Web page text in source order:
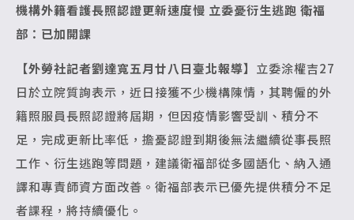
機構外籍看護長照認證更新速度慢 立委憂衍生逃跑 衛福
部：已加開課
【外勞社記者劉達寬五月廿八日臺北報導】 立委涂權吉27
日於立院質詢表示，近日接獲不少機構陳情，其聘僱的外
籍照服員長照認證將屆期，但因疫情影響受訓、積分不
足，完成更新比率低，擔憂認證到期後無法繼續從事長照
工作、衍生逃跑等問題，建議衛福部從多國語化、納入通
譯和專責師資方面改善。衛福部表示已優先提供積分不足
者課程，將持續優化。